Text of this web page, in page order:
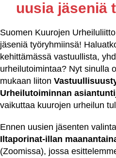
uusia jäseniä
Suomen Kuurojen
jäseniä työryhmiinsä!
kehittämässä vastuullista,
urheilutoimintaa? Nyt sinulla
mukaan liiton
Urheilutoiminnan
vaikuttaa kuurojen urheilun
Ennen uusien jäsenten
Iltaporinat-illan
(Zoomissa), jossa